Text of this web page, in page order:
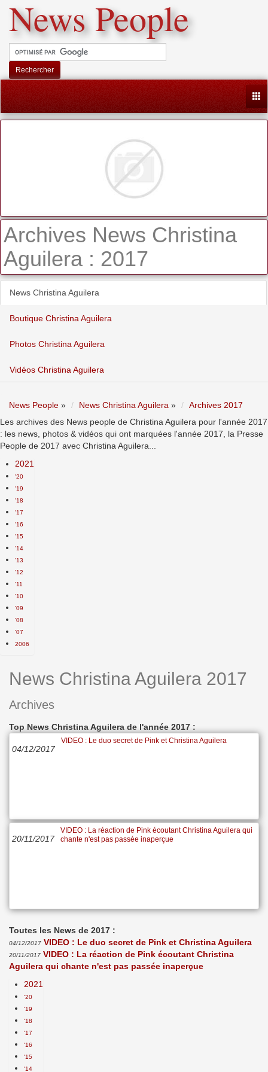
News People
Rechercher
Archives News Christina
Aguilera : 2017
News Christina Aguilera
Boutique Christina Aguilera
Photos Christina Aguilera
Vidéos Christina Aguilera
News People » News Christina Aguilera »
Archives 2017
Les archives des News people de Christina Aguilera pour l'année 2017
: les news, photos & vidéos qui ont marquées l'année 2017, la Presse
People de 2017 avec Christina Aguilera...
2021
'20
'19
'18
'17
'16
'15
'14
'13
'12
'11
'10
'09
'08
'07
2006
News Christina Aguilera 2017
Archives
Top News Christina Aguilera de l'année 2017 :
04/12/2017
VIDEO : Le duo secret de Pink et Christina Aguilera
20/11/2017
VIDEO : La réaction de Pink écoutant Christina Aguilera qui
chante n'est pas passée inaperçue
Toutes les News de 2017 :
04/12/2017 VIDEO : Le duo secret de Pink et Christina Aguilera
20/11/2017 VIDEO : La réaction de Pink écoutant Christina
Aguilera qui chante n'est pas passée inaperçue
2021
'20
'19
'18
'17
'16
'15
'14